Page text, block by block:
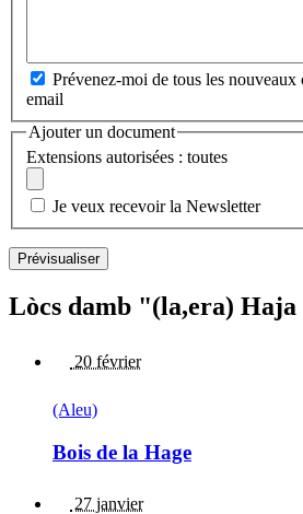
Prévenez-moi de tous les
email
Ajouter un document
Extensions autorisées : toutes
Je veux recevoir la Newsletter
Lòcs damb "(la,era)
20 février
(Aleu)
Bois de la Hage
27 janvier